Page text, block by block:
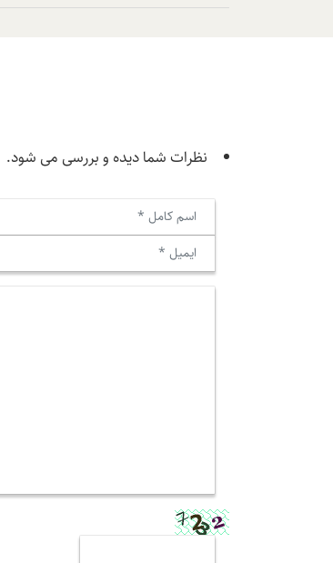
نظرات شما دیده و بررسی می شود.